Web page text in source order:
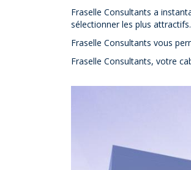
Fraselle Consultants a
sélectionner les plus attractifs.
Fraselle Consultants vous
Fraselle Consultants, votre